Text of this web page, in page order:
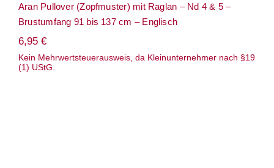
Aran Pullover (Zopfmuster) mit Raglan – Nd 4 & 5 –
Brustumfang 91 bis 137 cm – Englisch
6,95 €
Kein Mehrwertsteuerausweis, da Kleinunternehmer nach §19
(1) UStG.